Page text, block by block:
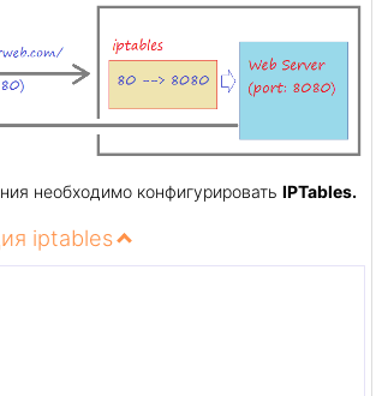
необходимо конфигурировать IPTables.
iptables